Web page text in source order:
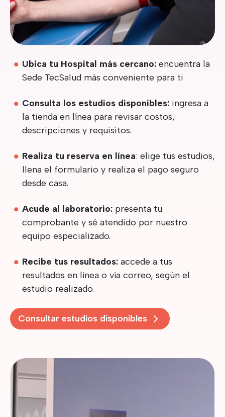
Ubica tu Hospital más cercano: encuentra la
Sede TecSalud más conveniente para ti
Consulta los estudios disponibles: ingresa a
la tienda en línea para revisar costos,
descripciones y requisitos.
Realiza tu reserva en línea: elige tus estudios,
llena el formulario y realiza el pago seguro
desde casa.
Acude al laboratorio: presenta tu
comprobante y sé atendido por nuestro
equipo especializado.
Recibe tus resultados: accede a tus
resultados en línea o vía correo, según el
estudio realizado.
Consultar estudios disponibles